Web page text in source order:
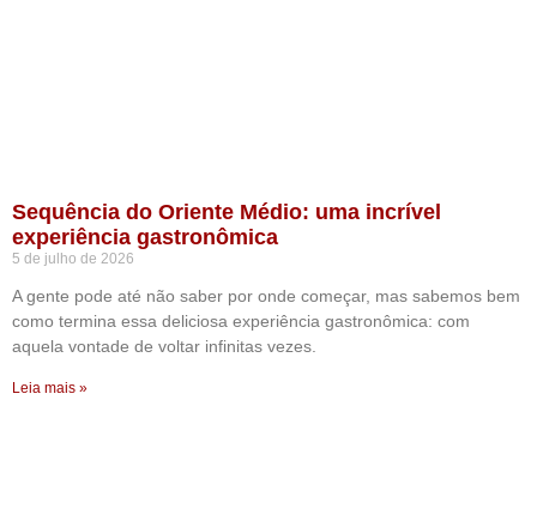
Sequência do Oriente Médio: uma incrível
experiência gastronômica
5 de julho de 2026
A gente pode até não saber por onde começar, mas sabemos bem
como termina essa deliciosa experiência gastronômica: com
aquela vontade de voltar infinitas vezes.
Leia mais »